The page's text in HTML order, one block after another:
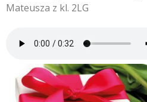
Mateusza z kl. 2LG